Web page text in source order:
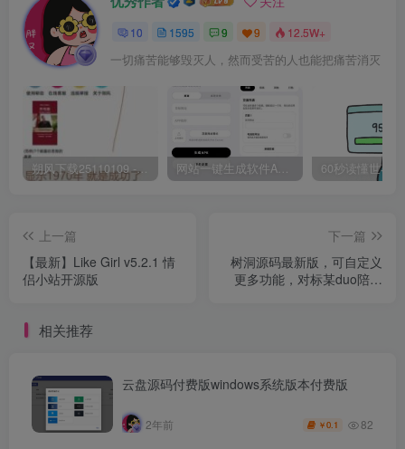
10 1595 9 9 12.5W+
一切痛苦能够毁灭人，然而受苦的人也能把痛苦消灭
朔风下载25110109 -磁力下载神器-去VIP限制版本 网站一键生成软件APP 完美版 同时支持打包html文件
上一篇
【最新】Like Girl v5.2.1 情
侣小站开源版
下一篇
树洞源码最新版，可自定义
更多功能，对标某duo陪，
相关推荐
云盘源码付费版windows系统版本付费版
2年前 ￥0.1 82